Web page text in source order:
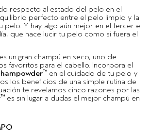
respecto al estado del pelo en el
perfecto entre el pelo limpio y la
pelo. Y hay algo aún mejor en el tercer e
que hace lucir tu pelo como si fuera el
un gran champú en seco, uno de
favoritos para el cabello. Incorpora el
™ en el cuidado de tu pelo y
los beneficios de una simple rutina de
te revelamos cinco razones por las
™ es sin lugar a dudas el mejor champú en